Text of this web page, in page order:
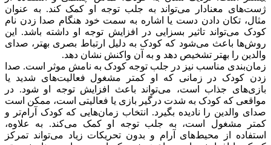
ژست‌های معنادار می‌تواند به جلب توجه او کمک کند. به عنوان
مثال، تکان دادن دست یا اشاره به سمت خود هنگام صدا زدن نام
کودک می‌تواند تاثیر بسزایی در افزایش توجه او داشته باشد. این
روش‌ها باعث می‌شود که کودک به دلیل ارتباط بصری بهتر، صدای
والدین را بهتر تشخیص دهد و به آن واکنش نشان دهد.
زمان‌بندی مناسب نیز در جلب توجه کودک به نامش موثر است. صدا
زدن کودک در زمانی که او کمتر مشغول فعالیت‌های شدید یا
بازی‌های جذاب است، می‌تواند باعث افزایش توجه او شود. در
مواقعی که کودک به شدت درگیر بازی یا فعالیتی است، ممکن است
صدای والدین را نادیده بگیرد. انتخاب زمان‌هایی که کودک آرام‌تر و
کمتر مشغول است، به جلب توجه او کمک می‌کند. به علاوه،
استفاده از محیط‌های آرام و بدون تحریکات زیاد می‌تواند تمرکز